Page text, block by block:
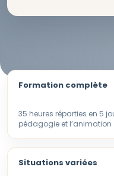
Formation complète
35 heures réparties en 5
pédagogie et l’animation
Situations variées